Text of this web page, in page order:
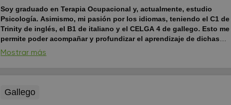
Soy graduado en Terapia Ocupacional y, actualmente, estudio
Psicología. Asimismo, mi pasión por los idiomas, teniendo el C1 de
Trinity de inglés, el B1 de italiano y el CELGA 4 de gallego. Esto me
permite poder acompañar y profundizar el aprendizaje de dichas
lenguas, además de poder ayudar a los alumnos en asignaturas de
ciencias.El método de aprendizaje y de enseñanza que aplico en las
momento acompañado por el profesor con materiales adaptados al curso
o materia que quiera reforzar. ...
Mostrar más
Gallego